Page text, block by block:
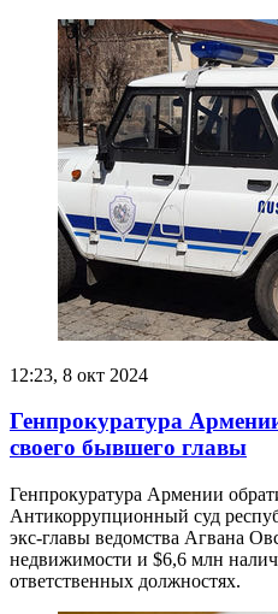
12:23, 8 окт 2024
Генпрокуратура
своего бывшего главы
Генпрокуратура Армении
Антикоррупционный суд
экс-главы ведомства Агвана
недвижимости и $6,6 млн
ответственных должностях.